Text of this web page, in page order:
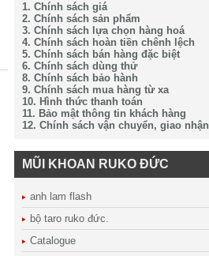
1. Chính sách giá
2. Chính sách sản phẩm
3. Chính sách lựa chọn hàng hoá
4. Chính sách hoàn tiền chênh lệch
5. Chính sách bán hàng đặc biệt
6. Chính sách dùng thử
8. Chính sách bảo hành
9. Chính sách mua hàng từ xa
10. Hình thức thanh toán
11. Bảo mật thông tin khách hàng
12. Chính sách vận chuyển, giao nhận
MŨI KHOAN RUKO ĐỨC
anh lam flash
bộ taro ruko đức.
Catalogue